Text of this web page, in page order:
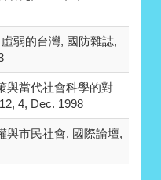
弱的台灣, 國防雜誌,
與當代社會科學的對
4, Dec. 1998
與市民社會, 國際論壇,